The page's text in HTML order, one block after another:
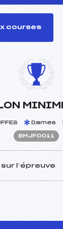
courses
Dames
BMJF0011
l’épreuve